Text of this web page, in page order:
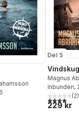
Totalt antal röster:
Del 5
Magnus
Inbunden,
4,0utav 5(2)
229 kr